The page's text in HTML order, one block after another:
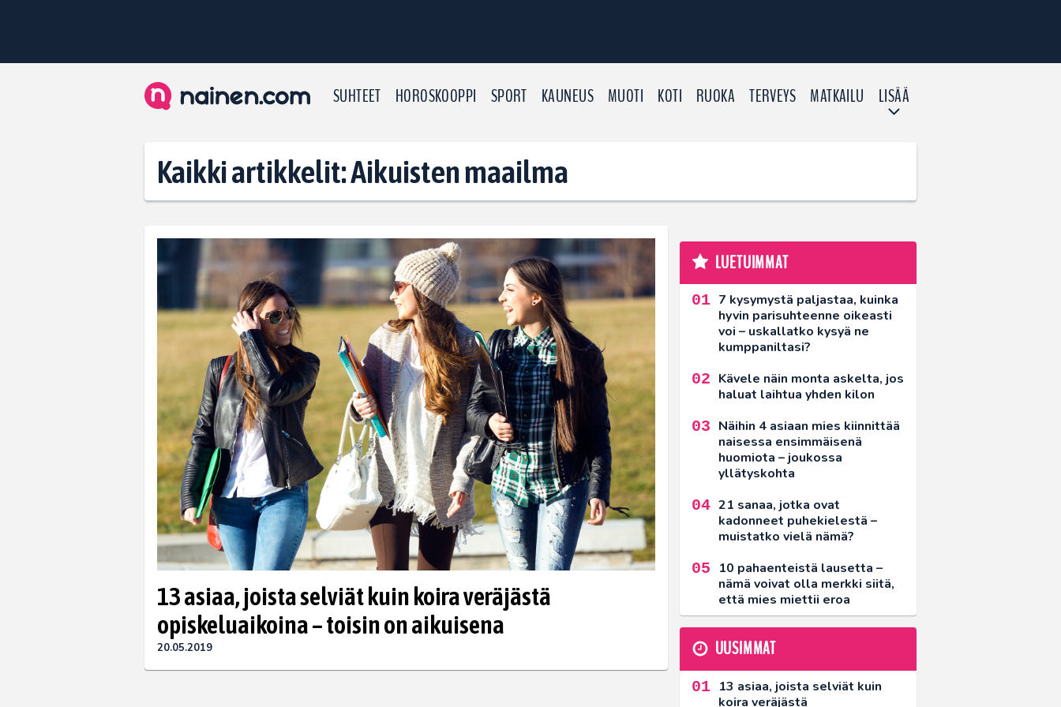
SUHTEET HOROSKOOPPI SPORT KAUNEUS MUOTI KOTI RUOKA TERVEYS MATKAILU LISÄÄ
Kaikki artikkelit: Aikuisten maailma
13 asiaa, joista selviät kuin koira veräjästä
opiskeluaikoina – toisin on aikuisena
20.05.2019
LUETUIMMAT
7 kysymystä paljastaa, kuinka
hyvin parisuhteenne oikeasti
voi – uskallatko kysyä ne
kumppaniltasi?
Kävele näin monta askelta, jos
haluat laihtua yhden kilon
Näihin 4 asiaan mies kiinnittää
naisessa ensimmäisenä
huomiota – joukossa
yllätyskohta
21 sanaa, jotka ovat
kadonneet puhekielestä –
muistatko vielä nämä?
10 pahaenteistä lausetta –
nämä voivat olla merkki siitä,
että mies miettii eroa
UUSIMMAT
13 asiaa, joista selviät kuin
koira veräjästä